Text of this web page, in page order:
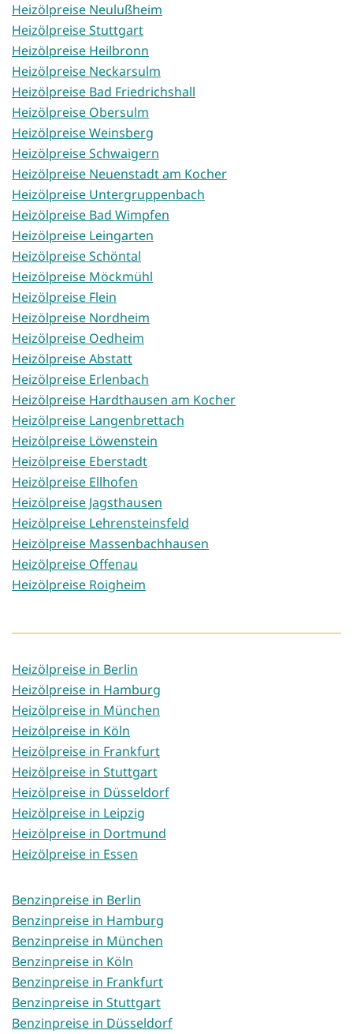
Heizölpreise Neulußheim
Heizölpreise Stuttgart
Heizölpreise Heilbronn
Heizölpreise Neckarsulm
Heizölpreise Bad Friedrichshall
Heizölpreise Obersulm
Heizölpreise Weinsberg
Heizölpreise Schwaigern
Heizölpreise Neuenstadt am Kocher
Heizölpreise Untergruppenbach
Heizölpreise Bad Wimpfen
Heizölpreise Leingarten
Heizölpreise Schöntal
Heizölpreise Möckmühl
Heizölpreise Flein
Heizölpreise Nordheim
Heizölpreise Oedheim
Heizölpreise Abstatt
Heizölpreise Erlenbach
Heizölpreise Hardthausen am Kocher
Heizölpreise Langenbrettach
Heizölpreise Löwenstein
Heizölpreise Eberstadt
Heizölpreise Ellhofen
Heizölpreise Jagsthausen
Heizölpreise Lehrensteinsfeld
Heizölpreise Massenbachhausen
Heizölpreise Offenau
Heizölpreise Roigheim
Heizölpreise in Berlin
Heizölpreise in Hamburg
Heizölpreise in München
Heizölpreise in Köln
Heizölpreise in Frankfurt
Heizölpreise in Stuttgart
Heizölpreise in Düsseldorf
Heizölpreise in Leipzig
Heizölpreise in Dortmund
Heizölpreise in Essen
Benzinpreise in Berlin
Benzinpreise in Hamburg
Benzinpreise in München
Benzinpreise in Köln
Benzinpreise in Frankfurt
Benzinpreise in Stuttgart
Benzinpreise in Düsseldorf